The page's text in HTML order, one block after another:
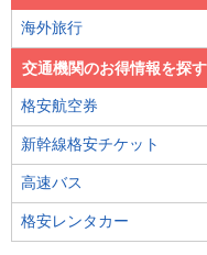
海外旅行
交通機関のお得情報を探す
格安航空券
新幹線格安チケット
高速バス
格安レンタカー